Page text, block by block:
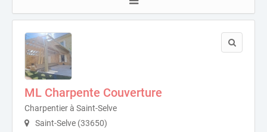
ML Charpente Couverture
Charpentier à Saint-Selve
Saint-Selve (33650)